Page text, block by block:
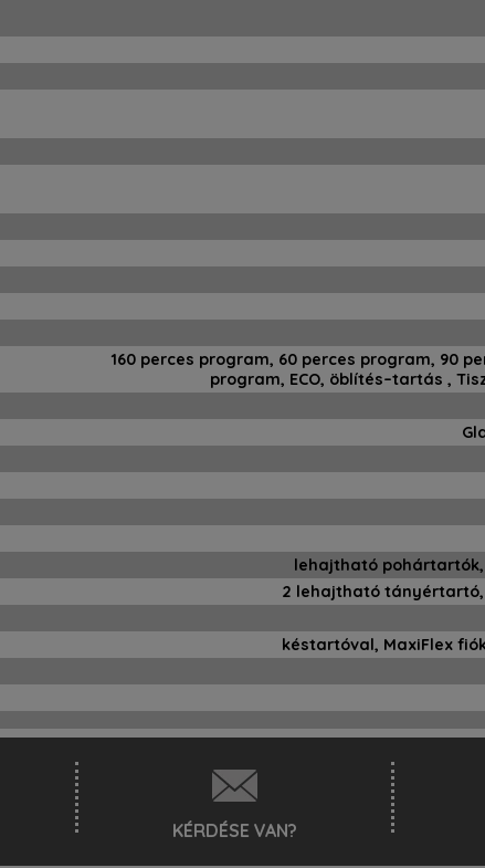
160 perces program, 60 perces program, 90
program, ECO, öblítés–tartás ,
lehajtható
2 lehajtható
késtartóval, MaxiFlex
KÉRDÉSE VAN?